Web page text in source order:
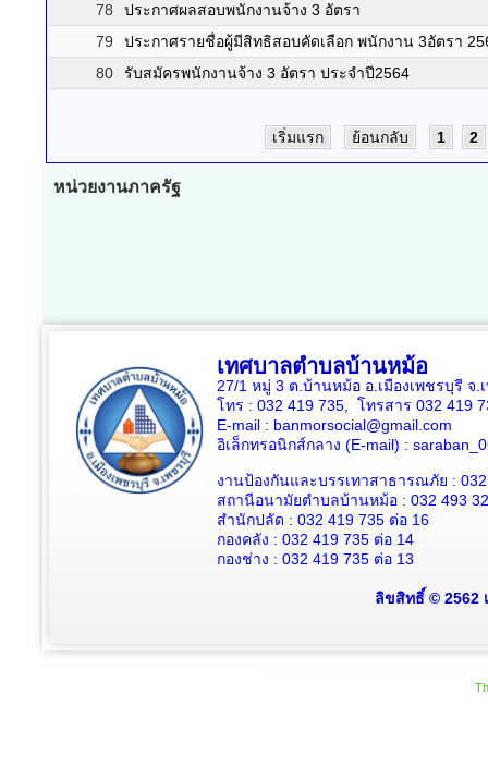
78
ประกาศผลสอบพนักงานจ้าง 3 อัตรา
79
ประกาศรายชื่อผู้มีสิทธิสอบคัดเลือก พนักงาน 3อัตรา
80
รับสมัครพนักงานจ้าง 3 อัตรา ประจำปี2564
เริ่มแรก ย้อนกลับ 1 2
หน่วยงานภาครัฐ
เทศบาลตำบลบ้านหม้อ
27/1 หมู่ 3 ต.บ้านหม้อ อ.เมืองเพชรบุรี จ.
โทร : 032 419 735, โทรสาร 032 419
E-mail : banmorsocial@gmail.com
อิเล็กทรอนิกส์กลาง (E-mail) :
งานป้องกันและบรรเทาสาธารณภัย :
สถานีอนามัยตำบลบ้านหม้อ : 032 493
สำนักปลัด : 032 419 735 ต่อ 16
กองคลัง : 032 419 735 ต่อ 14
กองช่าง : 032 419 735 ต่อ 13
ลิขสิทธิ์ © 2562